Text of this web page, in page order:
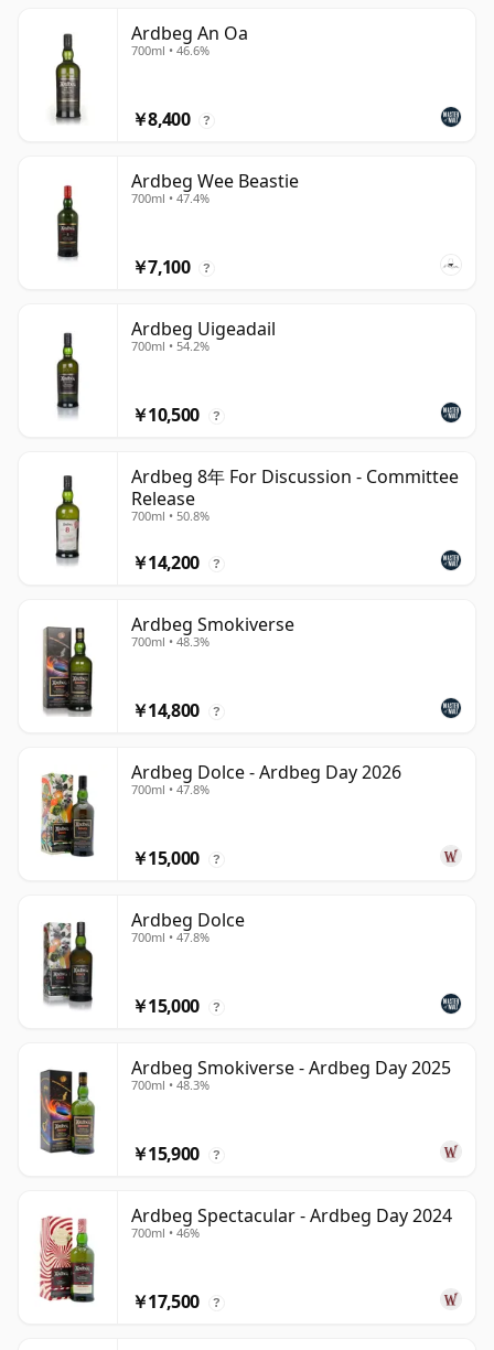
Ardbeg An Oa
700ml • 46.6%
￥8,400 ?
Ardbeg Wee Beastie
700ml • 47.4%
￥7,100 ?
Ardbeg Uigeadail
700ml • 54.2%
￥10,500 ?
Ardbeg 8年 For Discussion - Committee
Release
700ml • 50.8%
￥14,200 ?
Ardbeg Smokiverse
700ml • 48.3%
￥14,800 ?
Ardbeg Dolce - Ardbeg Day 2026
700ml • 47.8%
￥15,000 ?
Ardbeg Dolce
700ml • 47.8%
￥15,000 ?
Ardbeg Smokiverse - Ardbeg Day 2025
700ml • 48.3%
￥15,900 ?
Ardbeg Spectacular - Ardbeg Day 2024
700ml • 46%
￥17,500 ?